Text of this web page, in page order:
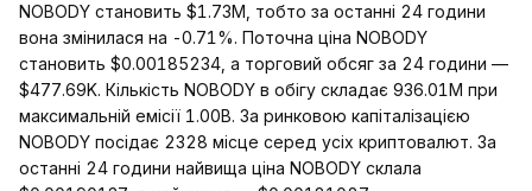
NOBODY становить $1.73M, тобто за останні 24 години
вона змінилася на -0.71%. Поточна ціна NOBODY
становить $0.00185234, а торговий обсяг за 24 години —
$477.69K. Кількість NOBODY в обігу складає 936.01M при
максимальній емісії 1.00B. За ринковою капіталізацією
NOBODY посідає 2328 місце серед усіх криптовалют. За
останні 24 години найвища ціна NOBODY склала